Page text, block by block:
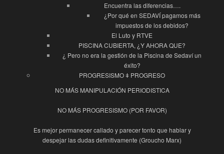
Encuentra las diferencias….
¿Por qué en SEDAVÍ pagamos más
impuestos de los debidos?
El Luto y RTVE
PISCINA CUBIERTA, ¿Y AHORA QUE?
¿ Pero no era la gestión de la Piscina de Sedaví un
éxito?
PROGRESISMO ǂ PROGRESO
NO MÁS MANIPULACIÓN PERIODISTICA
NO MÁS PROGRESISMO (POR FAVOR)
Es mejor permanecer callado y parecer tonto que hablar y
despejar las dudas definitivamente (Groucho Marx)